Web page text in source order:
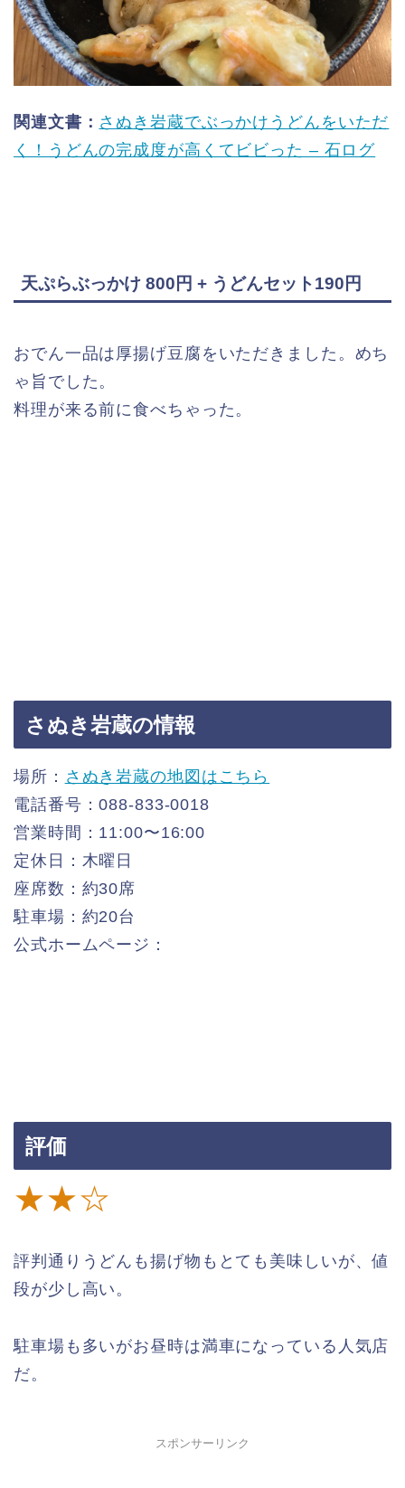
関連文書： さぬき岩蔵でぶっかけうどんをいただ
く！うどんの完成度が高くてビビった – 石ログ
天ぷらぶっかけ 800円 + うどんセット190円
おでん一品は厚揚げ豆腐をいただきました。めち
ゃ旨でした。
料理が来る前に食べちゃった。
さぬき岩蔵の情報
場所： さぬき岩蔵の地図はこちら
電話番号：088-833-0018
営業時間：11:00〜16:00
定休日：木曜日
座席数：約30席
駐車場：約20台
公式ホームページ：
評価
★★☆
評判通りうどんも揚げ物もとても美味しいが、値
段が少し高い。
駐車場も多いがお昼時は満車になっている人気店
だ。
スポンサーリンク